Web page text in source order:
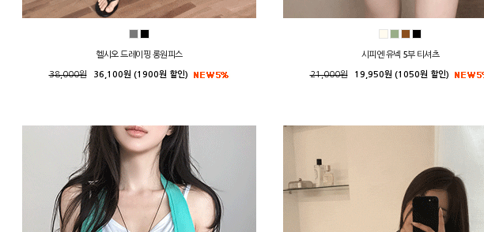
헬시오 드레이핑 롱원피스
38,000원 36,100원 (1900원 할인)
시피엔 유넥 5부 티셔츠
21,000원 19,950원 (1050원 할인)